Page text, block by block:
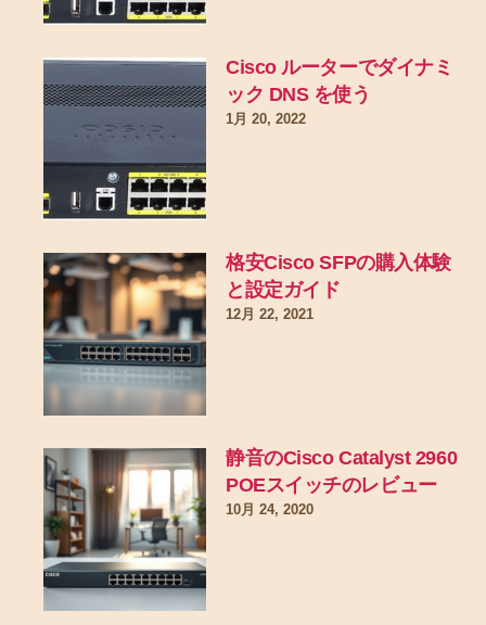
Cisco ルーターでダイナミ
ック DNS を使う
1月 20, 2022
格安Cisco SFPの購入体験
と設定ガイド
12月 22, 2021
静音のCisco Catalyst 2960
POEスイッチのレビュー
10月 24, 2020